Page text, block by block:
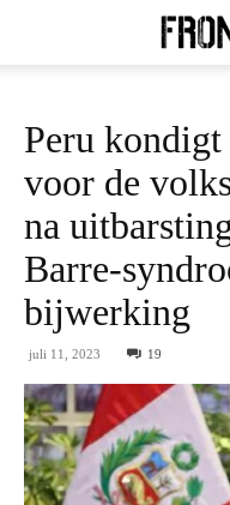
Peru kondigt
voor de
na
Barre-
bijwerking
juli 11, 2023 19